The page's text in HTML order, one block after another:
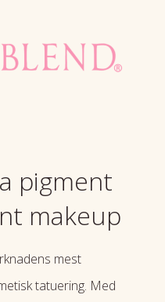
pigment
makeup
mest
tatuering. Med